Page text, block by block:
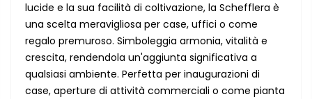
lucide e la sua facilità di coltivazione, la Schefflera è
una scelta meravigliosa per case, uffici o come
regalo premuroso. Simboleggia armonia, vitalità e
crescita, rendendola un'aggiunta significativa a
qualsiasi ambiente. Perfetta per inaugurazioni di
case, aperture di attività commerciali o come pianta